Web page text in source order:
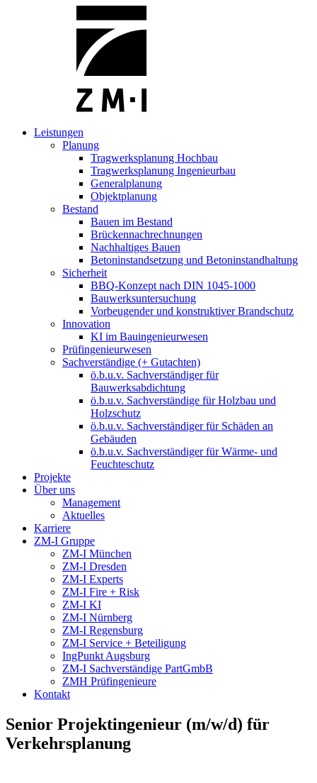
Leistungen
Planung
Tragwerksplanung Hochbau
Tragwerksplanung Ingenieurbau
Generalplanung
Objektplanung
Bestand
Bauen im Bestand
Brückennachrechnungen
Nachhaltiges Bauen
Betoninstandsetzung und Betoninstandhaltung
Sicherheit
BBQ-Konzept nach DIN 1045-1000
Bauwerksuntersuchung
Vorbeugender und konstruktiver Brandschutz
Innovation
KI im Bauingenieurwesen
Prüfingenieurwesen
Sachverständige (+ Gutachten)
ö.b.u.v. Sachverständiger für
Bauwerksabdichtung
ö.b.u.v. Sachverständige für Holzbau und
Holzschutz
ö.b.u.v. Sachverständiger für Schäden an
Gebäuden
ö.b.u.v. Sachverständiger für Wärme- und
Feuchteschutz
Projekte
Über uns
Management
Aktuelles
Karriere
ZM-I Gruppe
ZM-I München
ZM-I Dresden
ZM-I Experts
ZM-I Fire + Risk
ZM-I KI
ZM-I Nürnberg
ZM-I Regensburg
ZM-I Service + Beteiligung
IngPunkt Augsburg
ZM-I Sachverständige PartGmbB
ZMH Prüfingenieure
Kontakt
Senior Projektingenieur (m/w/d) für
Verkehrsplanung